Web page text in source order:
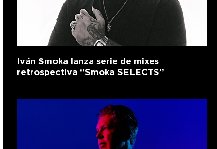
Iván Smoka lanza serie de mixes
retrospectiva “Smoka SELECTS”